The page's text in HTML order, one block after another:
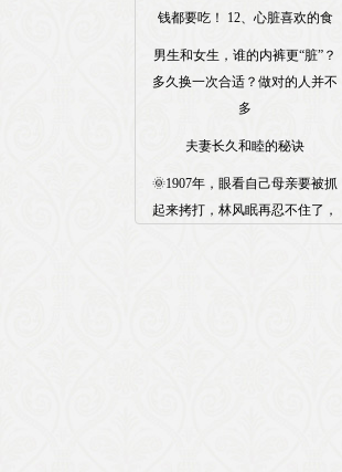
钱都要吃！ 12、心脏喜欢的食
男生和女生，谁的内裤更“脏”？
多久换一次合适？做对的人并不
多
夫妻长久和睦的秘诀
🌞1907年，眼看自己母亲要被抓
起来拷打，林风眠再忍不住了，